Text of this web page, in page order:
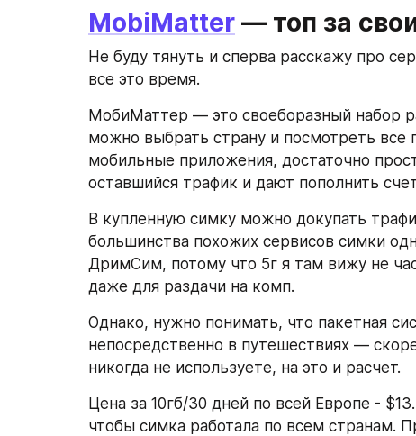
MobiMatter — топ за
Не буду тянуть и сперва расскажу про
все это время.
МобиМаттер — это своеборазный набор
можно выбрать страну и посмотреть все
мобильные приложения, достаточно
оставшийся трафик и дают пополнить
В купленную симку можно докупать
большинства похожих сервисов симки
ДримСим, потому что 5г я там вижу не
даже для раздачи на комп.
Однако, нужно понимать, что пакетная
непосредственно в путешествиях —
никогда не используете, на это и расчет.​
Цена за 10гб/30 дней по всей Европе -
чтобы симка работала по всем странам.